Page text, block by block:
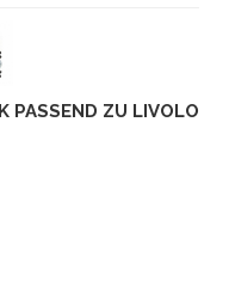
PASSEND ZU LIVOLO